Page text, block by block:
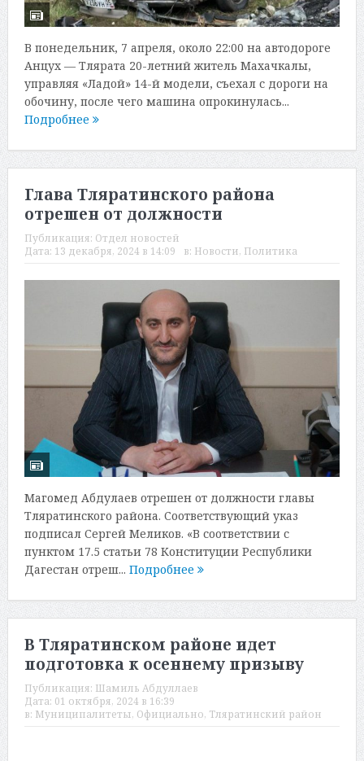
В понедельник, 7 апреля, около 22:00 на автодороге
Анцух — Тлярата 20-летний житель Махачкалы,
управляя «Ладой» 14-й модели, съехал с дороги на
обочину, после чего машина опрокинулась...
Подробнее
Глава Тляратинского района
отрешен от должности
Публикация: Отдел новостей
Дата: 13 декабря, 2024 в 14:09 в: Новости, Политика
Магомед Абдулаев отрешен от должности главы
Тляратинского района. Соответствующий указ
подписал Сергей Меликов. «В соответствии с
пунктом 17.5 статьи 78 Конституции Республики
Дагестан отреш... Подробнее
В Тляратинском районе идет
подготовка к осеннему призыву
Публикация: Шамиль Абдуллаев
Дата: 01 октября, 2024 в 16:39
в: Муниципалитеты, Официально, Тляратинский район